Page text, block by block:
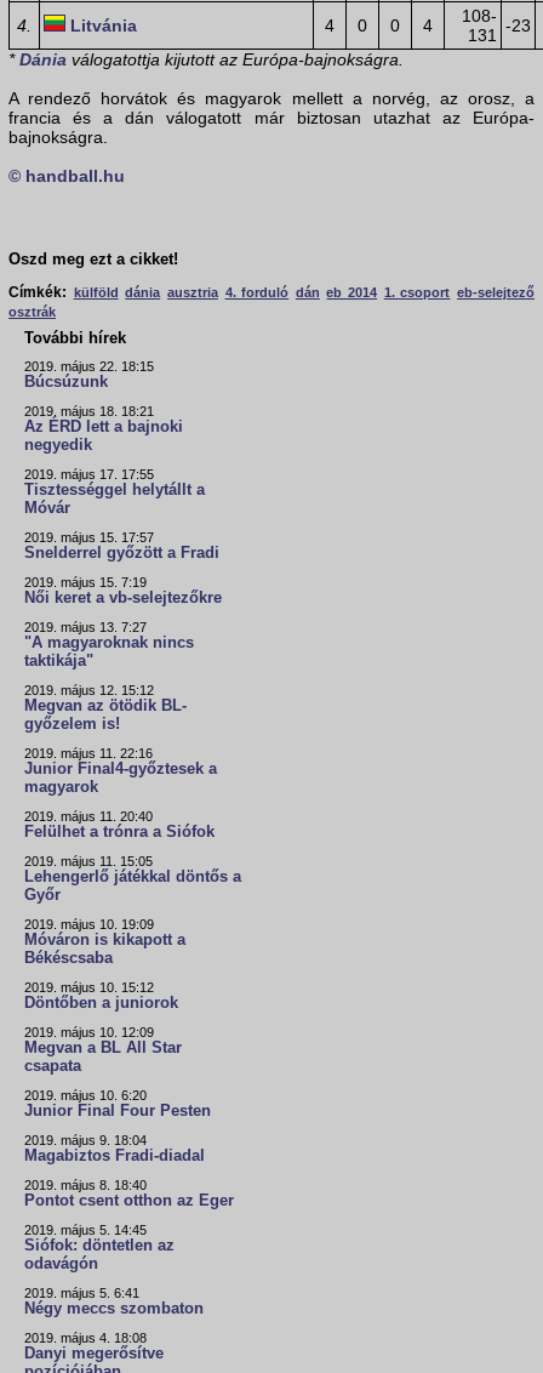
4. Litvánia 4 0 0 4
108-
131 -23
*Dánia válogatottja kijutott az Európa-bajnokságra.
A rendező horvátok és magyarok mellett a norvég, az orosz, a
francia és a dán válogatott már biztosan utazhat az Európa-
bajnokságra.
© handball.hu
Oszd meg ezt a cikket!
Címkék:
külföld dánia ausztria 4. forduló dán eb 2014 1. csoport eb-selejtező
osztrák
További hírek
2019. május 22. 18:15
Búcsúzunk
2019. május 18. 18:21
Az ÉRD lett a bajnoki
negyedik
2019. május 17. 17:55
Tisztességgel helytállt a
Móvár
2019. május 15. 17:57
Snelderrel győzött a Fradi
2019. május 15. 7:19
Női keret a vb-selejtezőkre
2019. május 13. 7:27
"A magyaroknak nincs
taktikája"
2019. május 12. 15:12
Megvan az ötödik BL-
győzelem is!
2019. május 11. 22:16
Junior Final4-győztesek a
magyarok
2019. május 11. 20:40
Felülhet a trónra a Siófok
2019. május 11. 15:05
Lehengerlő játékkal döntős a
Győr
2019. május 10. 19:09
Móváron is kikapott a
Békéscsaba
2019. május 10. 15:12
Döntőben a juniorok
2019. május 10. 12:09
Megvan a BL All Star
csapata
2019. május 10. 6:20
Junior Final Four Pesten
2019. május 9. 18:04
Magabiztos Fradi-diadal
2019. május 8. 18:40
Pontot csent otthon az Eger
2019. május 5. 14:45
Siófok: döntetlen az
odavágón
2019. május 5. 6:41
Négy meccs szombaton
2019. május 4. 18:08
Danyi megerősítve